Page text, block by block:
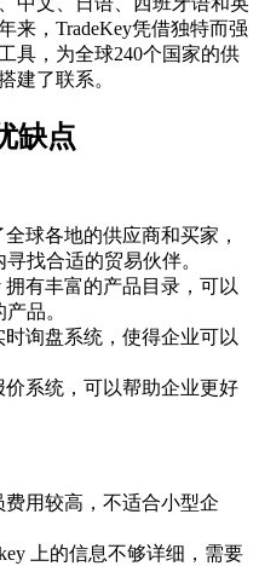
来，TradeKey凭借独特而强
具，为全球240个国家的供
建了联系。
缺点
球各地的供应商和买家，
找合适的贸易伙伴。
拥有丰富的产品目录，可以
品。
时询盘系统，使得企业可以
价系统，可以帮助企业更好
费用较高，不适合小型企
上的信息不够详细，需要